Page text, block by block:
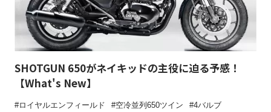
SHOTGUN 650がネイキッドの主役に迫る予感！
【What's New】
ロイヤルエンフィールド 空冷並列650ツイン
4バルブ